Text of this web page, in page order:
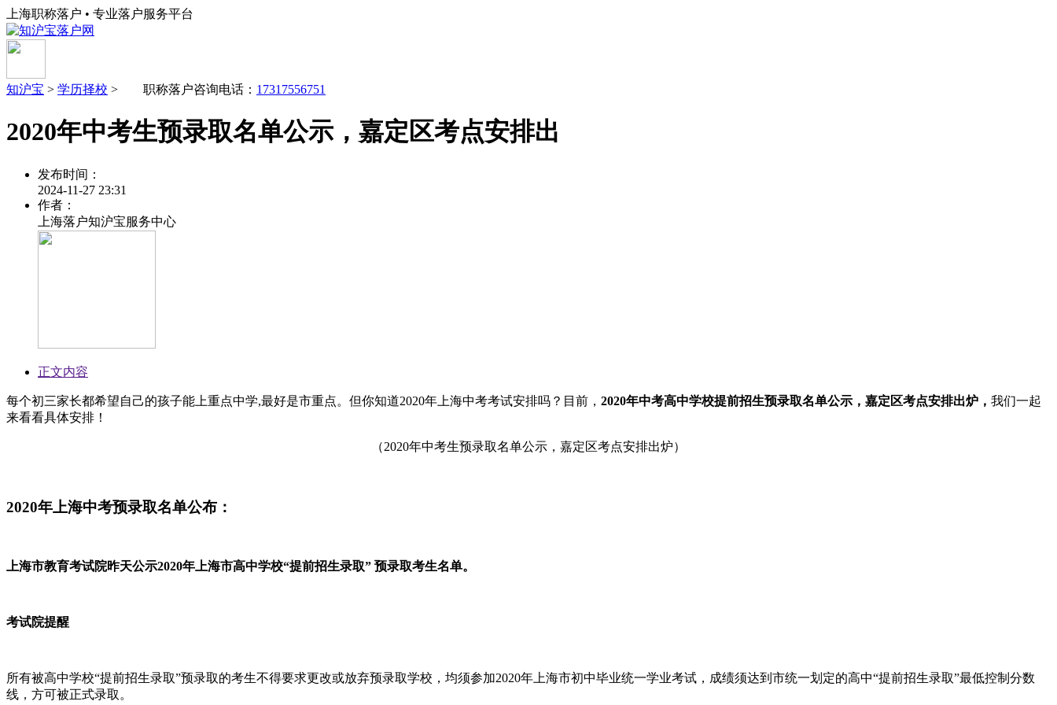
上海职称落户 • 专业落户服务平台
知沪宝 > 学历择校 > 职称落户咨询电话： 17317556751
2020年中考生预录取名单公示，嘉定区考点安排出
发布时间：
2024-11-27 23:31
作者：
上海落户知沪宝服务中心
正文内容
每个初三家长都希望自己的孩子能上重点中学,最好是市重点。但你知道2020年上海中考考试安排吗？目前， 2020年中考高中学校提前招生预录取名单公示，嘉定区考点安排出炉， 我们一起
来看看具体安排！
（2020年中考生预录取名单公示，嘉定区考点安排出炉）
2020年上海中考预录取名单公布：
上海市教育考试院昨天公示2020年上海市高中学校“提前招生录取” 预录取考生名单。
考试院提醒
所有被高中学校“提前招生录取”预录取的考生不得要求更改或放弃预录取学校，均须参加2020年上海市初中毕业统一学业考试，成绩须达到市统一划定的高中“提前招生录取”最低控制分数
线，方可被正式录取。